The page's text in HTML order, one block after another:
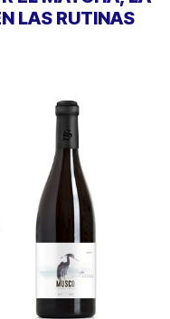
EDICIÓN DE
PAISAJE Y LA